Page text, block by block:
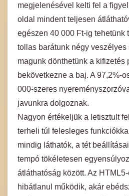
megjelenésével kelti fel a
oldal mindent teljesen
egészen 40 000 Ft-ig tehetünk
tollas barátunk négy veszélyes
magunk dönthetünk a kifizetés
bekövetkezne a baj. A 97,2%-
000-szeres
javunkra dolgoznak.
Nagyon értékeljük a letisztult
terheli túl felesleges
mindig láthatók, a tét
tempó tökéletesen
átláthatóság között. Az
hibátlanul működik, akár